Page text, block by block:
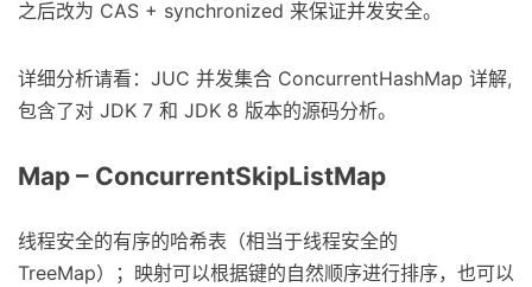
之后改为 CAS + synchronized 来保证并发安全。
详细分析请看：JUC 并发集合 ConcurrentHashMap 详解,
包含了对 JDK 7 和 JDK 8 版本的源码分析。
Map – ConcurrentSkipListMap
线程安全的有序的哈希表（相当于线程安全的
TreeMap）；映射可以根据键的自然顺序进行排序，也可以